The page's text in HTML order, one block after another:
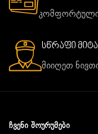
სწრაფი
მიიღეთ
ᲩᲕᲔᲜᲘ ᲨᲝᲣᲠᲣᲛᲔᲑᲘ